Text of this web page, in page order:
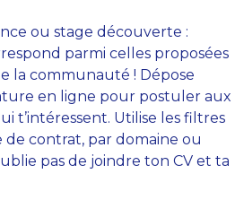
ou stage découverte :
parmi celles proposées
la communauté ! Dépose
en ligne pour postuler aux
t’intéressent. Utilise les filtres
contrat, par domaine ou
pas de joindre ton CV et ta